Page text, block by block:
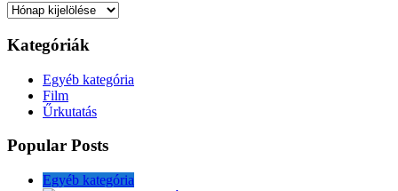
Archívum
Kategóriák
Egyéb kategória
Film
Űrkutatás
Popular Posts
Egyéb kategória